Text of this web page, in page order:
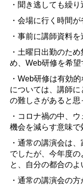
・聞き逃しても繰
・会場に行く時間
・事前に講師資料
・土曜日出勤のた
め、Web研修を希望
・Web研修は有効
については、講師
の難しさがあると思
・コロナ禍の中、
機会を減らす意味で
・通常の講演会は
でしたが、今年度の
と、自分の都合のよ
・通常の講演会の